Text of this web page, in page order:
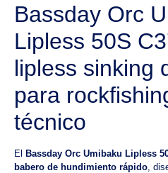
Bassday Orc
Lipless 50S
lipless sinking
para
técnico
El Bassday Orc Umibaku Lipless
babero de hundimiento rápido ,